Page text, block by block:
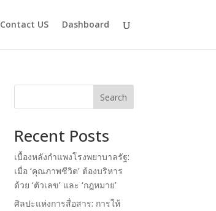
Contact US Dashboard
Search
Recent Posts
เบื้องหลังกำแพงโรงพยาบาลรัฐ:
เมื่อ ‘คุณภาพชีวิต’ ต้องบริหาร
ด้วย ‘ตัวเลข’ และ ‘กฎหมาย’
ศิลปะแห่งการสื่อสาร: การให้